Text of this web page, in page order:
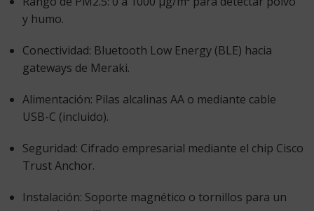
y humo.
Conectividad: Bluetooth Low Energy (BLE) hacia
gateways de Meraki.
Alimentación: Pilas alcalinas AA o mediante cable
USB-C (incluido).
Seguridad: Cifrado empresarial mediante el chip Cisco
Trust Anchor.
Instalación: Soporte magnético o tornillos para un